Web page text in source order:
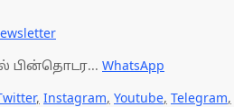
பின்தொடர... WhatsApp
, Instagram, Youtube, Telegram,